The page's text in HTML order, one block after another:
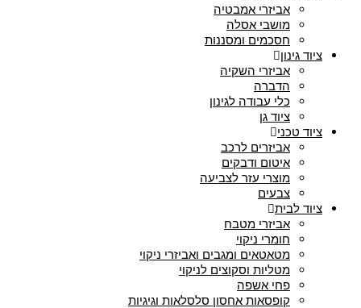
אביזרי אמבטיה
מושבי אסלה
חסכמים ומסננות
ציוד גינון
אביזרי השקיה
הדברה
כלי עבודה לגינון
ציוד גן
ציוד טכני
אביזרים לרכב
איטום ודבקים
מוצרי עזר לצביעה
צבעים
ציוד לבית
אביזרי מטבח
חומרי ניקוי
מטאטאים ומגבים ואביזרי ניקוי
מטליות וסקוצים לניקוי
פחי אשפה
קופסאות אחסון סלסלאות וגיגיות